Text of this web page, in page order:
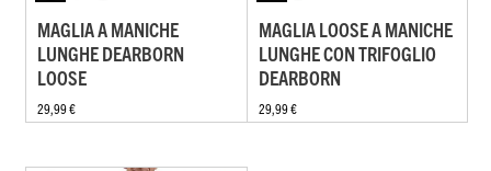
MAGLIA A MANICHE
LUNGHE DEARBORN
LOOSE
29,99 €
MAGLIA LOOSE A MANICHE
LUNGHE CON TRIFOGLIO
DEARBORN
29,99 €